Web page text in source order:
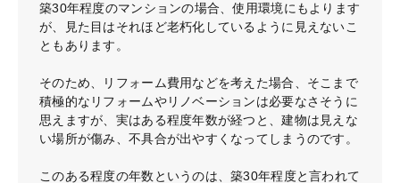
築30年程度のマンションの場合、使用環境にもよります
が、見た目はそれほど老朽化しているように見えないこ
ともあります。
そのため、リフォーム費用などを考えた場合、そこまで
積極的なリフォームやリノベーションは必要なさそうに
思えますが、実はある程度年数が経つと、建物は見えな
い場所が傷み、不具合が出やすくなってしまうのです。
このある程度の年数というのは、築30年程度と言われて